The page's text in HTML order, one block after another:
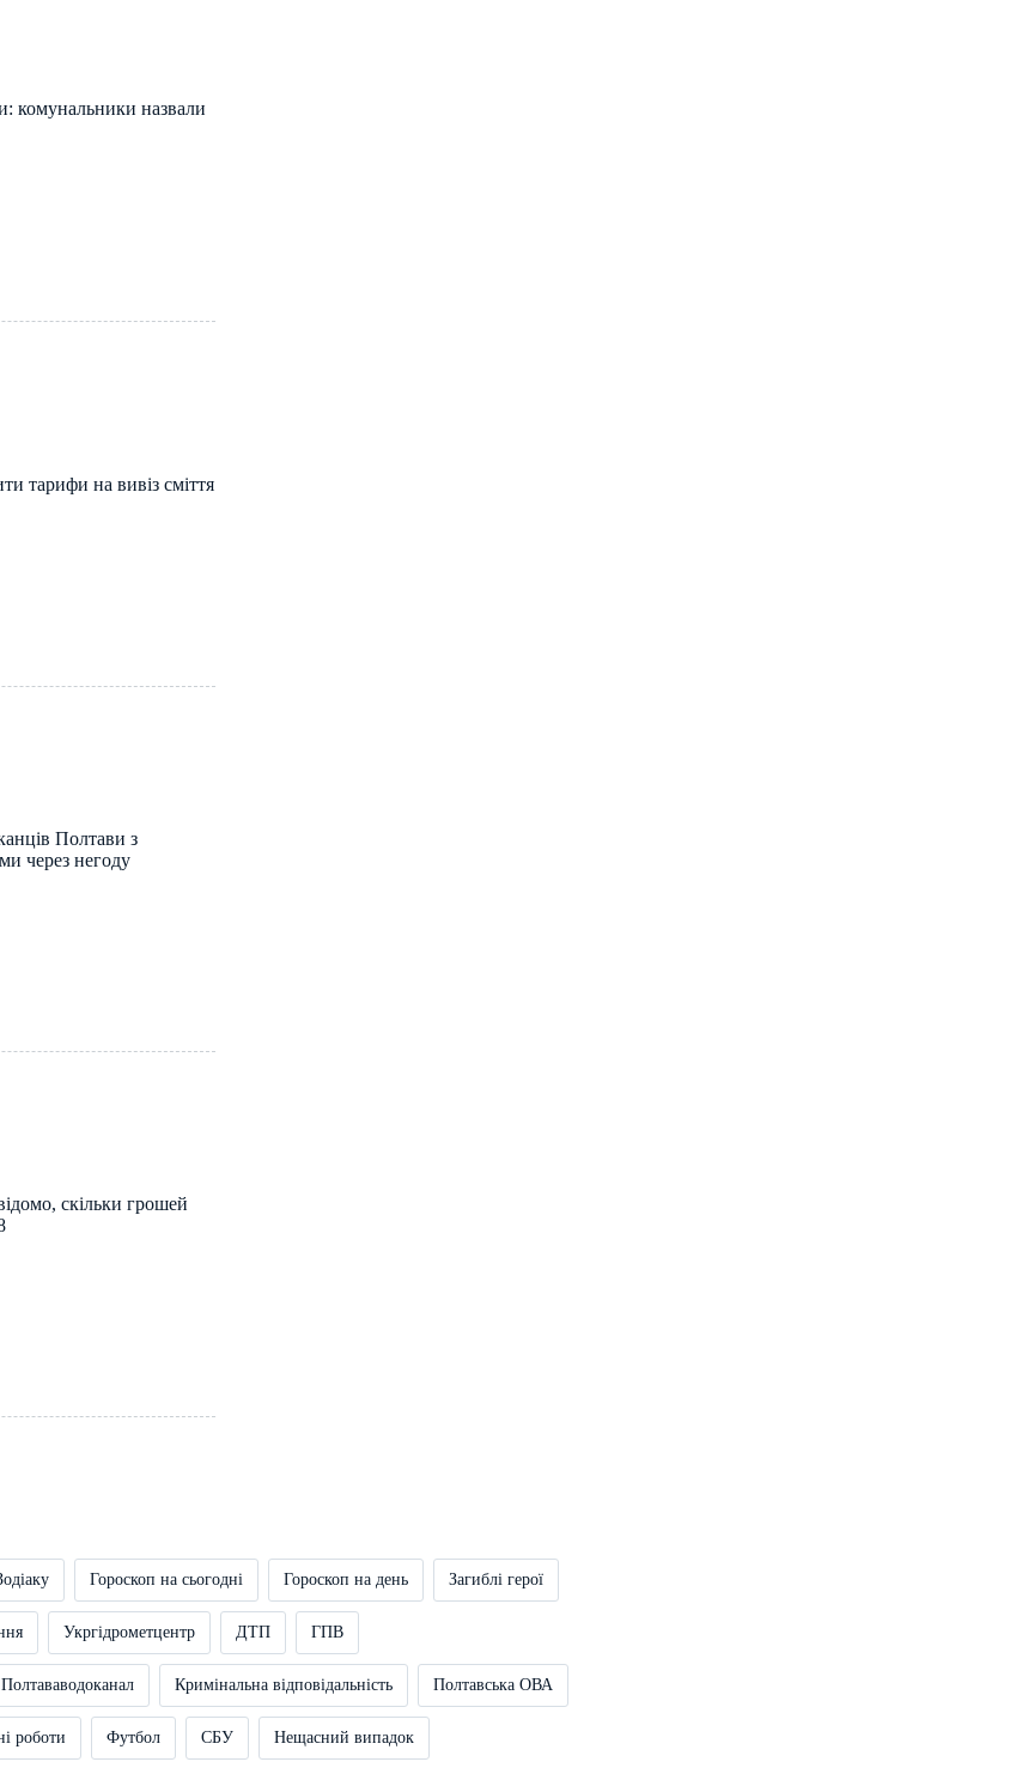
комунальники назвали
тарифи на вивіз сміття
Полтави з
через негоду
скільки грошей
Гороскоп на сьогодні Гороскоп на день Загиблі герої
Укргідрометцентр ДТП ГПВ
Полтававодоканал Кримінальна відповідальність Полтавська ОВА
роботи Футбол СБУ Нещасний випадок